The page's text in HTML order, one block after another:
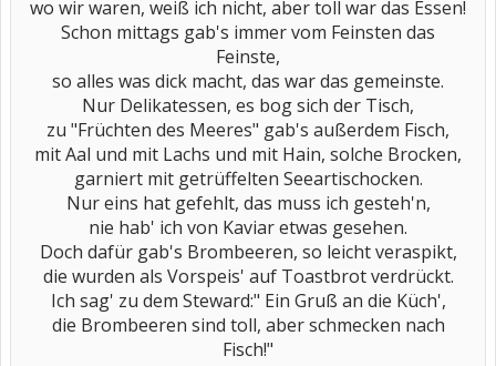
wo wir waren, weiß ich nicht, aber toll war das Essen!
Schon mittags gab's immer vom Feinsten das
Feinste,
so alles was dick macht, das war das gemeinste.
Nur Delikatessen, es bog sich der Tisch,
zu "Früchten des Meeres" gab's außerdem Fisch,
mit Aal und mit Lachs und mit Hain, solche Brocken,
garniert mit getrüffelten Seeartischocken.
Nur eins hat gefehlt, das muss ich gesteh'n,
nie hab' ich von Kaviar etwas gesehen.
Doch dafür gab's Brombeeren, so leicht veraspikt,
die wurden als Vorspeis' auf Toastbrot verdrückt.
Ich sag' zu dem Steward:" Ein Gruß an die Küch',
die Brombeeren sind toll, aber schmecken nach
Fisch!"